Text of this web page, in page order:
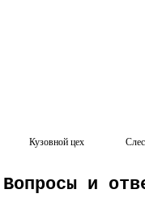
Кузовной цех
Вопросы и